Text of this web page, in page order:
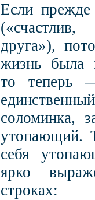
Если
друга»),
жизнь была
то теперь
соломинка,
утопающий.
себя
ярко
строках: